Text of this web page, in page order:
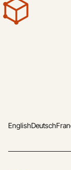
EnglishDeutsch